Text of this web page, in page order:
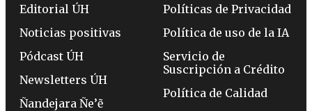
Editorial ÚH
Noticias positivas
Pódcast ÚH
Newsletters ÚH
Ñandejara Ñe’ẽ
Políticas de Privacidad
Política de uso de la IA
Servicio de
Suscripción a Crédito
Política de Calidad